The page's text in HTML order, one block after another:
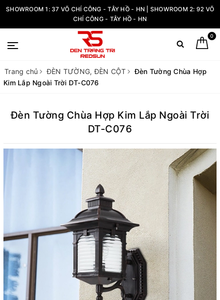
SHOWROOM 1: 37 VÕ CHÍ CÔNG - TÂY HỒ - HN | SHOWROOM 2: 92 VÕ
CHÍ CÔNG - TÂY HỒ - HN
0
Trang chủ ĐÈN TƯỜNG, ĐÈN CỘT
Đèn Tường Chùa Hợp
Kim Lắp Ngoài Trời DT-C076
Đèn Tường Chùa Hợp Kim Lắp Ngoài Trời
DT-C076